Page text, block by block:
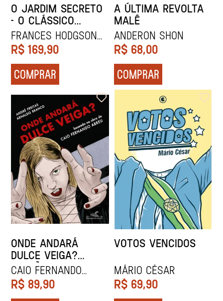
O JARDIM SECRETO
- O CLÁSSICO
INFANTOJUVENIL EM
QUADRINHOS
Frances Hodgson
Burnett
R$ 169,90
COMPRAR
A ÚLTIMA REVOLTA
MALÊ
Anderon Shon
R$ 68,00
COMPRAR
ONDE ANDARÁ
DULCE VEIGA?
(EDIÇÃO EM
QUADRINHOS)
CAIO FERNANDO
ABREU
R$ 89,90
VOTOS VENCIDOS
Mário César
R$ 69,90